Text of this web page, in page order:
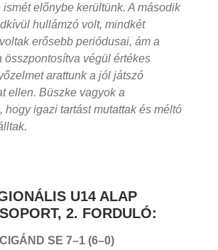
előnybe kerültünk. A második
hullámzó volt, mindkét
erősebb periódusai, ám a
összpontosítva végül értékes
arattunk a jól játszó
ellen. Büszke vagyok a
hogy igazi tartást mutattak és méltó
U14 ALAP
2. FORDULÓ:
SE 7–1 (6–0)